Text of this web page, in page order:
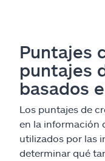
Puntajes
puntajes
basados
Los puntajes de
en la información
utilizados por las
determinar qué